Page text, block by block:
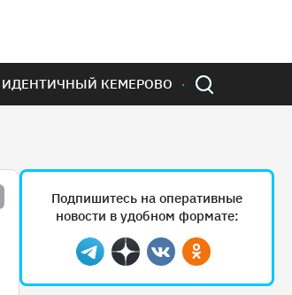
ИДЕНТИЧНЫЙ КЕМЕРОВО
Подпишитесь на оперативные
новости в удобном формате:
Telegram
ДзенВконтактеОдноклассники